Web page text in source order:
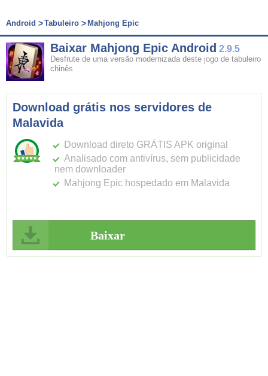
Android Tabuleiro Mahjong Epic
Baixar Mahjong Epic Android 2.9.5
Desfrute de uma versão modernizada deste jogo de tabuleiro
chinês
Download grátis nos servidores de
Malavida
Download direto GRÁTIS APK original
Analisado com antivírus, sem publicidade
nem downloader
Mahjong Epic hospedado em Malavida
Baixar